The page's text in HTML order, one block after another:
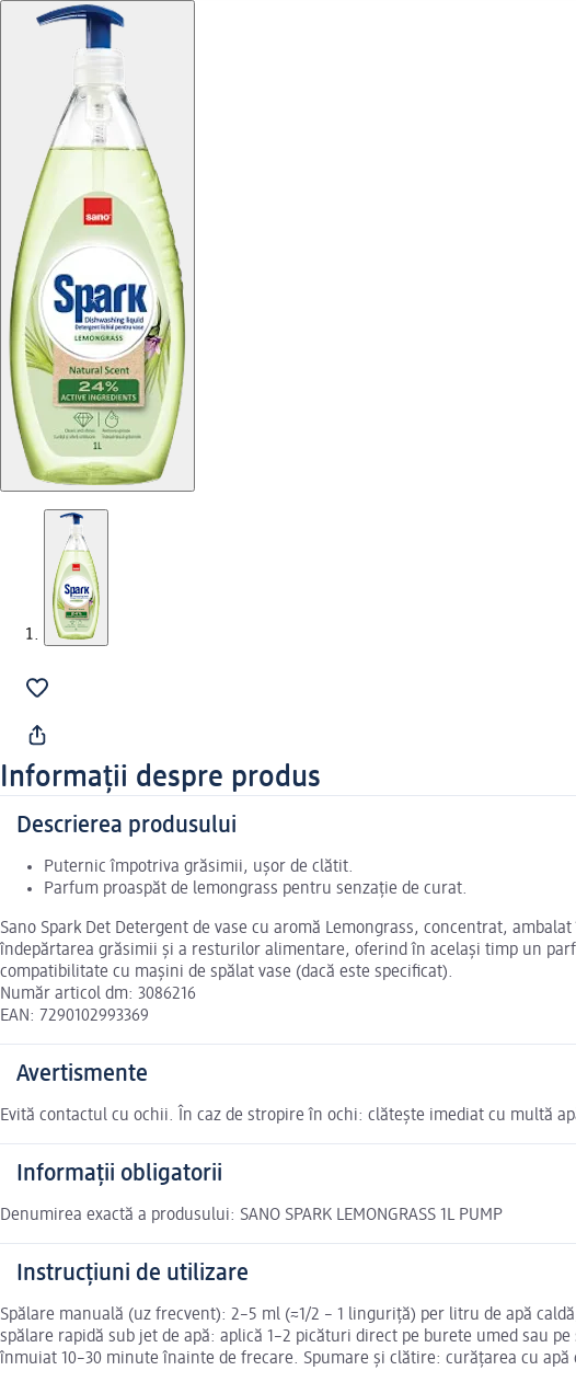
Informații despre produs
Descrierea produsului
Puternic împotriva grăsimii, ușor de clătit.
Parfum proaspăt de lemongrass pentru senzație de curat.
Sano Spark Det Detergent de vase cu aromă Lemongrass, concentrat,
îndepărtarea grăsimii și a resturilor alimentare, oferind în același timp un
compatibilitate cu mașini de spălat vase (dacă este specificat).
Număr articol dm: 3086216
EAN: 7290102993369
Avertismente
Evită contactul cu ochii. În caz de stropire în ochi: clătește imediat cu multă
Informații obligatorii
Denumirea exactă a produsului: SANO SPARK LEMONGRASS 1L PUMP
Instrucțiuni de utilizare
Spălare manuală (uz frecvent): 2–5 ml (≈1/2 – 1 linguriță) per litru de apă
spălare rapidă sub jet de apă: aplică 1–2 picături direct pe burete umed sau
înmuiat 10–30 minute înainte de frecare. Spumare și clătire: curățarea cu